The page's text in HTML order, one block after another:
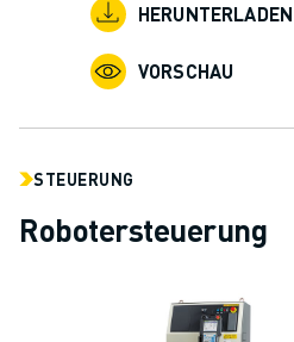
HERUNTERLADEN
VORSCHAU
STEUERUNG
Robotersteuerung